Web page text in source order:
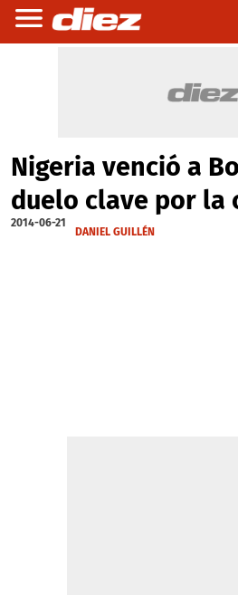
Nigeria venció a
duelo clave por la
2014-06-21
DANIEL GUILLÉN